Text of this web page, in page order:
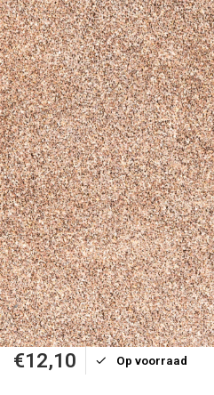
€12,10 Op voorraad